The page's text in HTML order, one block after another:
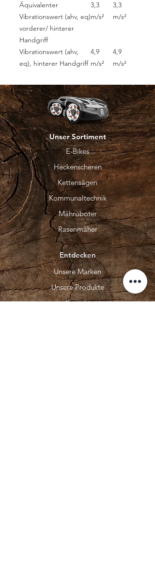
Äquivalenter
Vibrationswert (ahv, eq)
vorderer/ hinterer
Handgriff
3,3
m/s²
3,3
m/s²
Vibrationswert (ahv,
eq), hinterer Handgriff
4,9
m/s²
4,9
m/s²
Unser Sortiment
E-Bikes
Heckenscheren
Kettensägen
Kommunaltechnik
Mähroboter
Rasenmäher
Entdecken
Unsere Marken
Unsere Produkte
Kontakt